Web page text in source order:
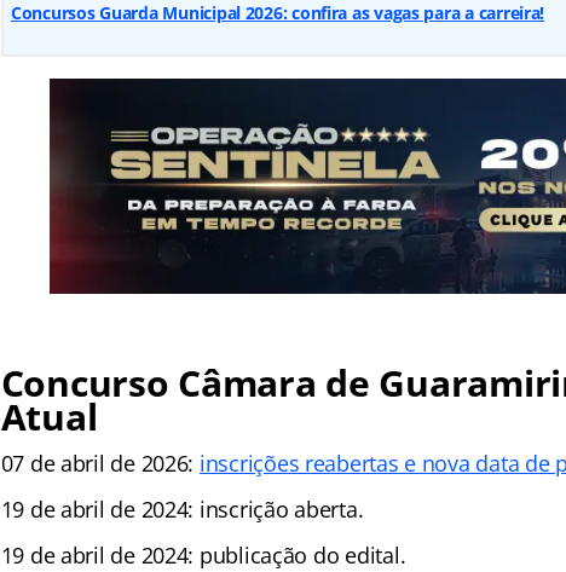
Concursos Guarda Municipal 2026: confira as vagas para a carreira!
Concurso Câmara de
Atual
07 de abril de 2026: inscrições reabertas e nova data de
19 de abril de 2024: inscrição aberta.
19 de abril de 2024: publicação do edital.